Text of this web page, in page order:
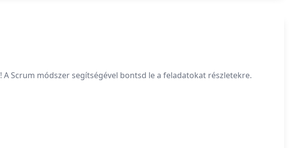
Scrum módszer segítségével bontsd le a feladatokat részletekre.